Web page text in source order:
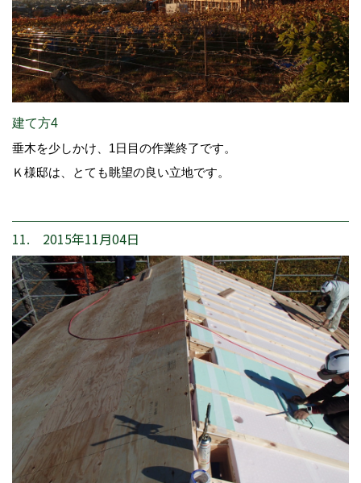
建て方4
垂木を少しかけ、1日目の作業終了です。
Ｋ様邸は、とても眺望の良い立地です。
11. 2015年11月04日